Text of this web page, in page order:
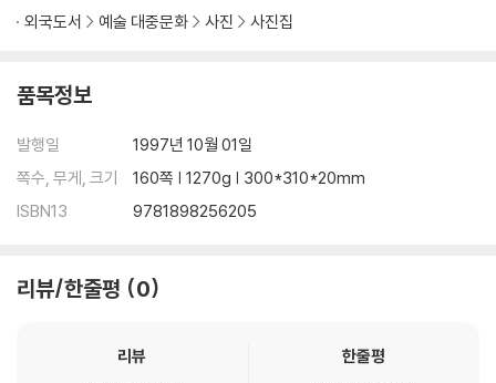
외국도서 예술 대중문화 사진 사진집
품목정보
발행일
1997년 10월 01일
쪽수, 무게, 크기
160쪽 | 1270g | 300*310*20mm
ISBN13
9781898256205
리뷰/한줄평 0
리뷰
한줄평